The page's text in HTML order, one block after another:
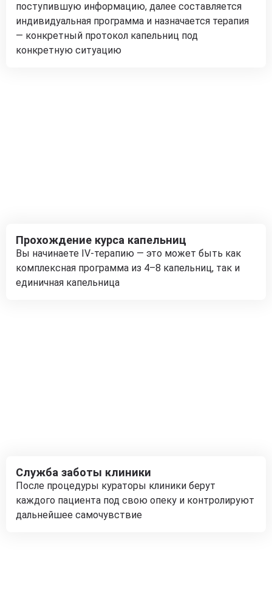
поступившую информацию, далее составляется
индивидуальная программа и назначается терапия
— конкретный протокол капельниц под
конкретную ситуацию
Прохождение курса капельниц
Вы начинаете IV-терапию — это может быть как
комплексная программа из 4–8 капельниц, так и
единичная капельница
Служба заботы клиники
После процедуры кураторы клиники берут
каждого пациента под свою опеку и контролируют
дальнейшее самочувствие